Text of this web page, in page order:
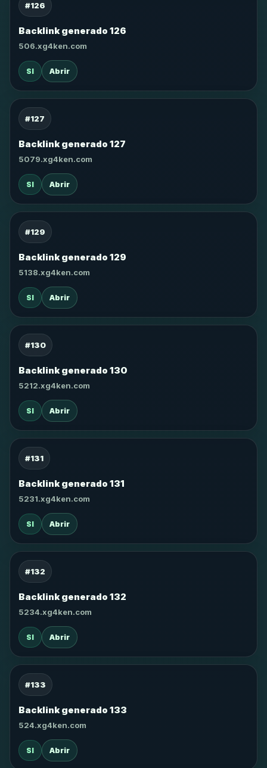
#126
Backlink generado 126
506.xg4ken.com
SI Abrir
#127
Backlink generado 127
5079.xg4ken.com
SI Abrir
#129
Backlink generado 129
5138.xg4ken.com
SI Abrir
#130
Backlink generado 130
5212.xg4ken.com
SI Abrir
#131
Backlink generado 131
5231.xg4ken.com
SI Abrir
#132
Backlink generado 132
5234.xg4ken.com
SI Abrir
#133
Backlink generado 133
524.xg4ken.com
SI Abrir